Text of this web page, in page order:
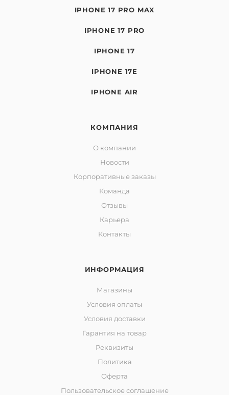
IPHONE 17 PRO MAX
IPHONE 17 PRO
IPHONE 17
IPHONE 17E
IPHONE AIR
КОМПАНИЯ
О компании
Новости
Корпоративные заказы
Команда
Отзывы
Карьера
Контакты
ИНФОРМАЦИЯ
Магазины
Условия оплаты
Условия доставки
Гарантия на товар
Реквизиты
Политика
Оферта
Пользовательское соглашение